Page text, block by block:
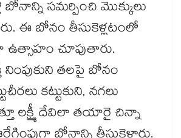
సమర్పించి మొక్కులు
ఈ బోనం తీసుకెళ్లటంలో
చూపుతారు.
తలపై బోనం
కట్టుకుని, నగలు
లక్ష్మీ దేవిలా తయారై చిన్నా